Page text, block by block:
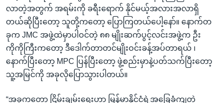
လာတဲ့အတွက် အရမ်းကို ခရီးရောက် နိုင်မယ့်အလားအလာရှိ
တယ်ဆိုပြီးတော့ သူတို့ကတော့ ပြောကြတယ်ပေါ့နော်။ နောက်တ
ခုက JMC အဖွဲ့ထဲမှာပါဝင်တဲ့ ၈၈ မျိုးဆက်ပွင့်လင်းအဖွဲ့က ဦး
ကိုကိုကြီးကတော့ ဒီဒေါက်တာတင်မျိုးဝင်းခန့်အပ်တာရယ် ၊
နောက်ပြီးတော့ MPC ပြန်ပြီးတော့ ဖွဲ့စည်းမှာနဲ့ပတ်သက်ပြီးတော့
သူ့အမြင်ကို အခုလိုပြောသွားပါတယ်။
“အခုကတော့ ငြိမ်းချမ်းရေးဟာ မြန်မာနိုင်ငံရဲ့အခြေခံကျတဲ့